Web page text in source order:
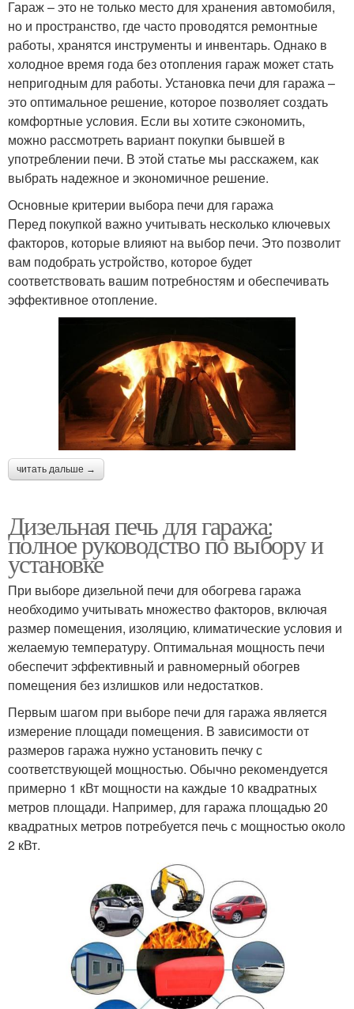
Гараж – это не только место для хранения автомобиля,
но и пространство, где часто проводятся ремонтные
работы, хранятся инструменты и инвентарь. Однако в
холодное время года без отопления гараж может стать
непригодным для работы. Установка печи для гаража –
это оптимальное решение, которое позволяет создать
комфортные условия. Если вы хотите сэкономить,
можно рассмотреть вариант покупки бывшей в
употреблении печи. В этой статье мы расскажем, как
выбрать надежное и экономичное решение.
Основные критерии выбора печи для гаража
Перед покупкой важно учитывать несколько ключевых
факторов, которые влияют на выбор печи. Это позволит
вам подобрать устройство, которое будет
соответствовать вашим потребностям и обеспечивать
эффективное отопление.
читать дальше →
Дизельная печь для гаража:
полное руководство по выбору и
установке
При выборе дизельной печи для обогрева гаража
необходимо учитывать множество факторов, включая
размер помещения, изоляцию, климатические условия и
желаемую температуру. Оптимальная мощность печи
обеспечит эффективный и равномерный обогрев
помещения без излишков или недостатков.
Первым шагом при выборе печи для гаража является
измерение площади помещения. В зависимости от
размеров гаража нужно установить печку с
соответствующей мощностью. Обычно рекомендуется
примерно 1 кВт мощности на каждые 10 квадратных
метров площади. Например, для гаража площадью 20
квадратных метров потребуется печь с мощностью около
2 кВт.